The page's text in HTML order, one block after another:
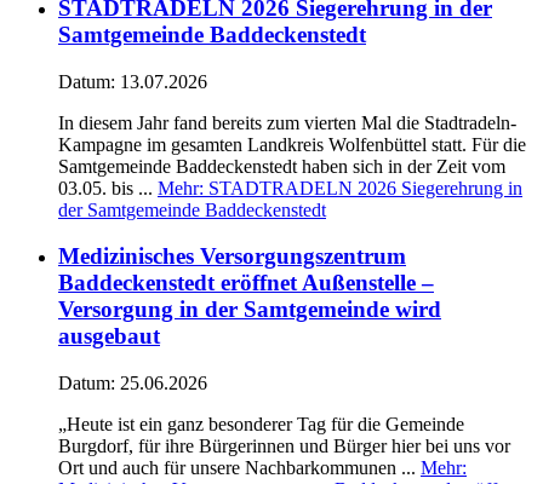
STADTRADELN 2026 Siegerehrung in der
Samtgemeinde Baddeckenstedt
Datum: 13.07.2026
In diesem Jahr fand bereits zum vierten Mal die Stadtradeln-
Kampagne im gesamten Landkreis Wolfenbüttel statt. Für die
Samtgemeinde Baddeckenstedt haben sich in der Zeit vom
03.05. bis ... Mehr: STADTRADELN 2026 Siegerehrung in
der Samtgemeinde Baddeckenstedt
Medizinisches Versorgungszentrum
Baddeckenstedt eröffnet Außenstelle –
Versorgung in der Samtgemeinde wird
ausgebaut
Datum: 25.06.2026
„Heute ist ein ganz besonderer Tag für die Gemeinde
Burgdorf, für ihre Bürgerinnen und Bürger hier bei uns vor
Ort und auch für unsere Nachbarkommunen ... Mehr: